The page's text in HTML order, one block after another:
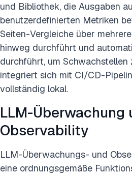
und Bibliothek, die Ausgaben
benutzerdefinierten Metriken
Seiten-Vergleiche über
hinweg durchführt und
durchführt, um Schwachstellen
integriert sich mit CI/CD-
vollständig lokal.
LLM-Überwachung
Observability
LLM-Überwachungs- und
eine ordnungsgemäße